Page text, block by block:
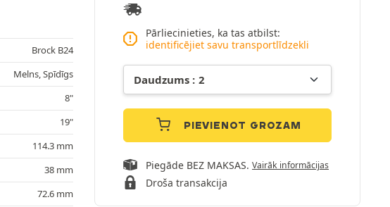
Pārliecinieties, ka tas atbilst:
identificējiet savu transportlīdzekli
PIEVIENOT GROZAM
Piegāde BEZ MAKSAS. Vairāk informācijas
Droša transakcija
Brock B24
Melns, Spīdīgs
8"
19"
114.3 mm
38 mm
72.6 mm